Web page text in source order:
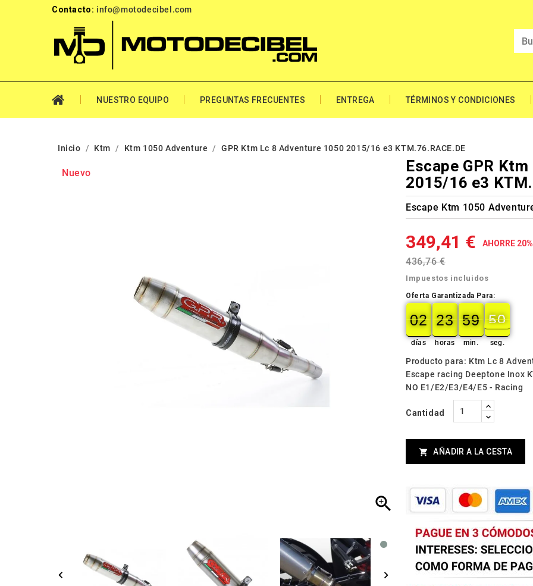
Contacto: info@motodecibel.com
NUESTRO EQUIPO PREGUNTAS FRECUENTES ENTREGA TÉRMINOS Y CONDICIONES
Inicio Ktm Ktm 1050 Adventure GPR Ktm Lc 8 Adventure 1050 2015/16 e3 KTM.76.RACE.DE
Nuevo

Escape GPR
2015/16 e3
Escape Ktm 1050
349,41 € AHORRE 20%
436,76 €
Impuestos incluidos
Oferta Garantizada Para:
02
02
00
días
23
23
00
horas
59
59
00
min.
49
49
50
seg.
Producto para: Ktm Lc 8
Escape racing Deeptone Inox
NO E1/E2/E3/E4/E5 - Racing
Cantidad
 AÑADIR A LA CESTA